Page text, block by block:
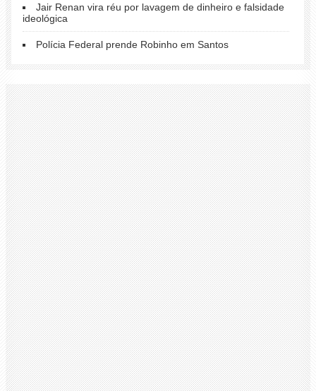
Jair Renan vira réu por lavagem de dinheiro e falsidade
ideológica
Polícia Federal prende Robinho em Santos